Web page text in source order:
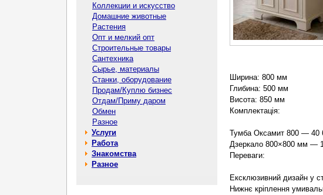
Коллекции и искусство
Домашние животные
Растения
Опт и мелкий опт
Строительные товары
Сантехника
Сырье, материалы
Станки, оборудование
Продам/Куплю бизнес
Отдам/Приму даром
Обмен
Разное
Услуги
Работа
Знакомства
Разное
Ширина: 800 мм
Глибина: 500 мм
Висота: 850 мм
Комплектація:
Тумба Оксамит 800 — 40
Дзеркало 800×800 мм —
Переваги:
Ексклюзивний дизайн у
Нижнє кріплення